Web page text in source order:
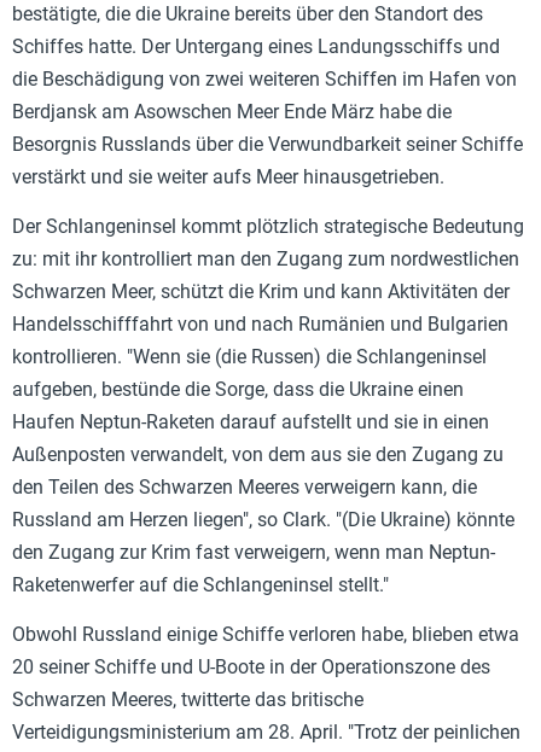
bestätigte, die die Ukraine bereits über den Standort des
Schiffes hatte. Der Untergang eines Landungsschiffs und
die Beschädigung von zwei weiteren Schiffen im Hafen von
Berdjansk am Asowschen Meer Ende März habe die
Besorgnis Russlands über die Verwundbarkeit seiner Schiffe
verstärkt und sie weiter aufs Meer hinausgetrieben.
Der Schlangeninsel kommt plötzlich strategische Bedeutung
zu: mit ihr kontrolliert man den Zugang zum nordwestlichen
Schwarzen Meer, schützt die Krim und kann Aktivitäten der
Handelsschifffahrt von und nach Rumänien und Bulgarien
kontrollieren. "Wenn sie (die Russen) die Schlangeninsel
aufgeben, bestünde die Sorge, dass die Ukraine einen
Haufen Neptun-Raketen darauf aufstellt und sie in einen
Außenposten verwandelt, von dem aus sie den Zugang zu
den Teilen des Schwarzen Meeres verweigern kann, die
Russland am Herzen liegen", so Clark. "(Die Ukraine) könnte
den Zugang zur Krim fast verweigern, wenn man Neptun-
Raketenwerfer auf die Schlangeninsel stellt."
Obwohl Russland einige Schiffe verloren habe, blieben etwa
20 seiner Schiffe und U-Boote in der Operationszone des
Schwarzen Meeres, twitterte das britische
Verteidigungsministerium am 28. April. "Trotz der peinlichen